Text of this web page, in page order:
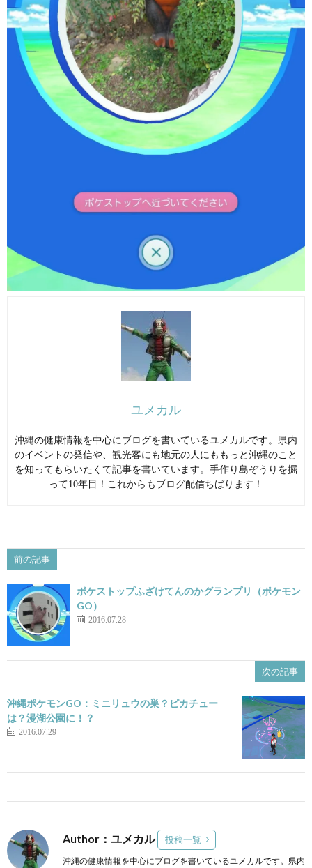
ユメカル
沖縄の健康情報を中心にブログを書いているユメカルです。県内
のイベントの発信や、観光客にも地元の人にももっと沖縄のこと
を知ってもらいたくて記事を書いています。手作り島ぞうりを掘
って10年目！これからもブログ配信ちばります！
前の記事
ポケストップふざけてんのかグランプリ（ポケモン
GO）
2016.07.28
次の記事
沖縄ポケモンGO：ミニリュウの巣？ピカチュー
は？漫湖公園に！？
2016.07.29
Author：ユメカル 投稿一覧
沖縄の健康情報を中心にブログを書いているユメカルです。県内